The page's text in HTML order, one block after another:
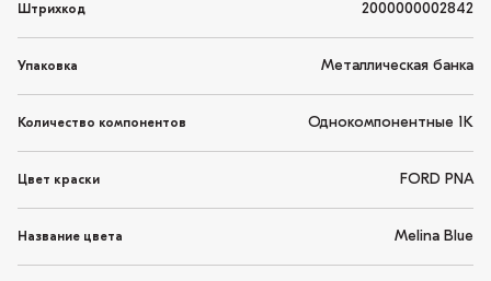
Штрихкод 2000000002842
Упаковка Металлическая банка
Количество компонентов Однокомпонентные 1K
Цвет краски FORD PNA
Название цвета Melina Blue